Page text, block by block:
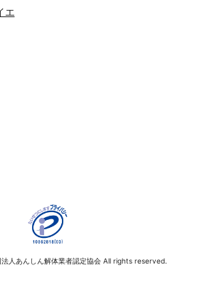
エ
人あんしん解体業者認定協会 All rights reserved.